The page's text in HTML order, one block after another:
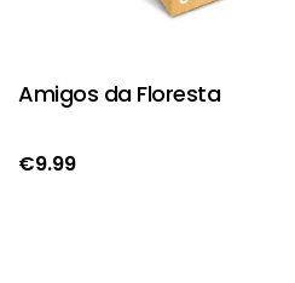
Amigos da Floresta
€9.99